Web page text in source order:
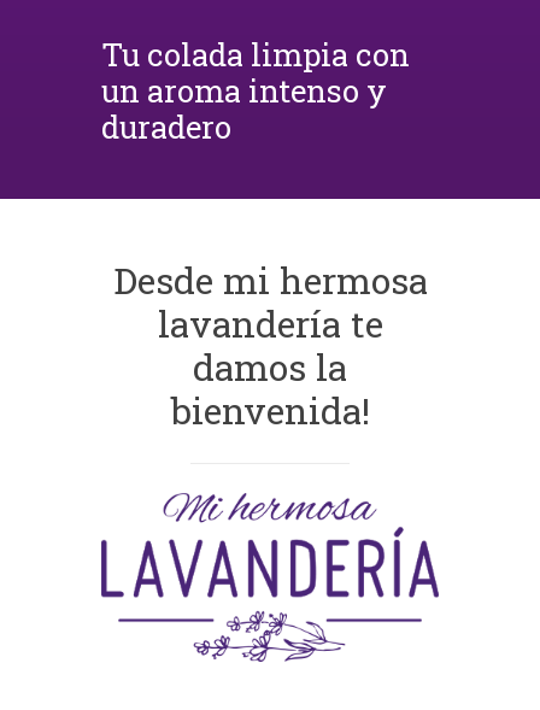
Tu colada limpia con
un aroma intenso y
duradero
Desde mi hermosa
lavandería te
damos la
bienvenida!